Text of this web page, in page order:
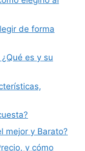
de forma
es y su
mejor y Barato?
y cómo